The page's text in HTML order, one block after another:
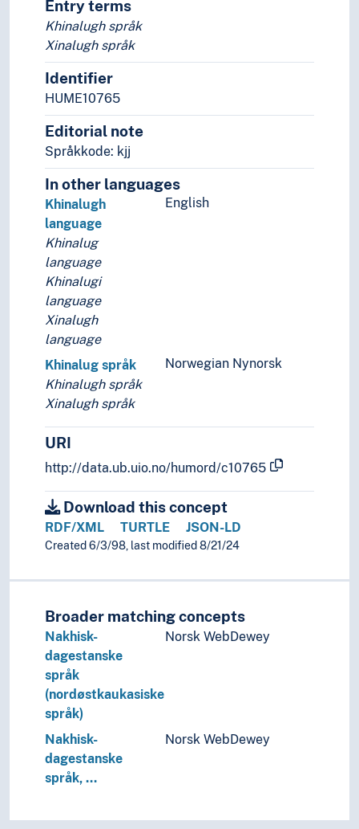
Entry terms
Khinalugh språk
Xinalugh språk
Identifier
HUME10765
Editorial note
Språkkode: kjj
In other languages
English
Khinalugh
language
Khinalug
language
Khinalugi
language
Xinalugh
language
Norwegian Nynorsk
Khinalug språk
Khinalugh språk
Xinalugh språk
URI
http://data.ub.uio.no/humord/c10765
Download this concept
RDF/XML TURTLE JSON-LD
Created 6/3/98, last modified 8/21/24
Broader matching concepts
Nakhisk-
dagestanske
språk
(nordøstkaukasiske
språk)
Norsk WebDewey
Nakhisk-
dagestanske
språk, …
Norsk WebDewey